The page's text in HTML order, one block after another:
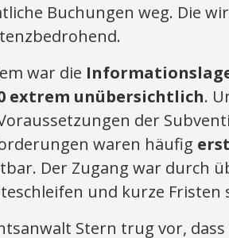
Buchungen weg. Die
war die
extrem unübersichtlich.
der
waren häufig
Der Zugang war durch
und kurze Fristen
Stern trug vor,